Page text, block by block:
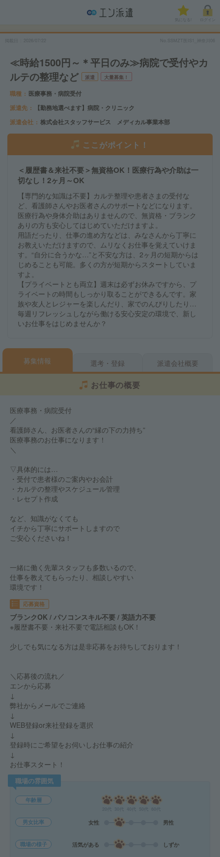
気になる!
No.SSMZT医IS1_神奈川06
≪時給1500円～＊平日のみ≫病院で受付やカ
ルテの整理など
派遣 大量募集！
職種
医療事務・病院受付
派遣先
【勤務地選べます】病院・クリニック
派遣会社
株式会社スタッフサービス メディカル事業本部
ここがポイント！
＜履歴書＆来社不要＞無資格OK！医療行為や介助は一
切なし！2ヶ月～OK
【専門的な知識は不要】カルテ整理や患者さまの受付な
ど、看護師さんやお医者さんのサポートなどになります。
医療行為や身体介助はありませんので、無資格・ブランク
ありの方も安心してはじめていただけますよ。
用語だったり、仕事の進め方などは、みなさんから丁寧に
お教えいただけますので、ムリなくお仕事を覚えていけま
す。“自分に合うかな…”と不安な方は、2ヶ月の短期からは
じめることも可能。多くの方が短期からスタートしていま
すよ。
【プライベートとも両立】週末は必ずお休みですから、プ
ライベートの時間もしっかり取ることができるんです。家
族や友人とレジャーを楽しんだり、家でのんびりしたり…
毎週リフレッシュしながら働ける安心安定の環境で、新し
いお仕事をはじめませんか？
募集情報 選考・登録 派遣会社概要
お仕事の概要
医療事務・病院受付
／
看護師さん、お医者さんの“縁の下の力持ち”
医療事務のお仕事になります！
＼
▽具体的には…
・受付で患者様のご案内やお会計
・カルテの整理やスケジュール管理
・レセプト作成
など、知識がなくても
イチから丁寧にサポートしますので
ご安心くださいね！
一緒に働く先輩スタッフも多数いるので、
仕事を教えてもらったり、相談しやすい
環境です！
応募資格
ブランクOK / パソコンスキル不要 / 英語力不要
※履歴書不要・来社不要で電話相談もOK！
少しでも気になる方は是非応募をお待ちしております！
＼応募後の流れ／
エンから応募
↓
弊社からメールでご連絡
↓
WEB登録or来社登録を選択
↓
登録時にご希望をお伺いしお仕事の紹介
↓
お仕事スタート！
職場の雰囲気
年齢層
男女比率 女性 男性
職場の様子 活気がある しずか